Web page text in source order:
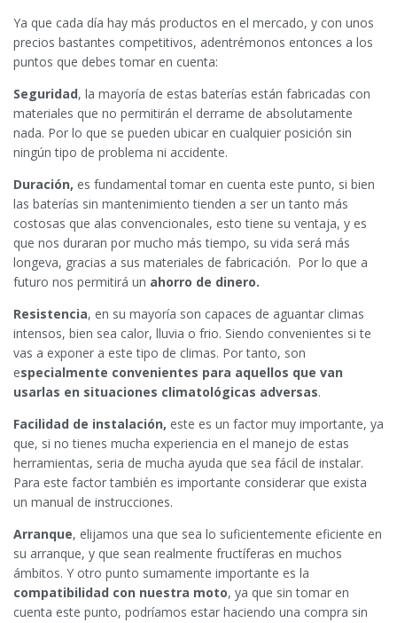
Ya que cada día hay más productos en el mercado, y con unos
precios bastantes competitivos, adentrémonos entonces a los
puntos que debes tomar en cuenta:
Seguridad, la mayoría de estas baterías están fabricadas con
materiales que no permitirán el derrame de absolutamente
nada. Por lo que se pueden ubicar en cualquier posición sin
ningún tipo de problema ni accidente.
Duración, es fundamental tomar en cuenta este punto, si bien
las baterías sin mantenimiento tienden a ser un tanto más
costosas que alas convencionales, esto tiene su ventaja, y es
que nos duraran por mucho más tiempo, su vida será más
longeva, gracias a sus materiales de fabricación. Por lo que a
futuro nos permitirá un ahorro de dinero.
Resistencia, en su mayoría son capaces de aguantar climas
intensos, bien sea calor, lluvia o frio. Siendo convenientes si te
vas a exponer a este tipo de climas. Por tanto, son
especialmente convenientes para aquellos que van
usarlas en situaciones climatológicas adversas.
Facilidad de instalación, este es un factor muy importante, ya
que, si no tienes mucha experiencia en el manejo de estas
herramientas, seria de mucha ayuda que sea fácil de instalar.
Para este factor también es importante considerar que exista
un manual de instrucciones.
Arranque, elijamos una que sea lo suficientemente eficiente en
su arranque, y que sean realmente fructíferas en muchos
ámbitos. Y otro punto sumamente importante es la
compatibilidad con nuestra moto, ya que sin tomar en
cuenta este punto, podríamos estar haciendo una compra sin